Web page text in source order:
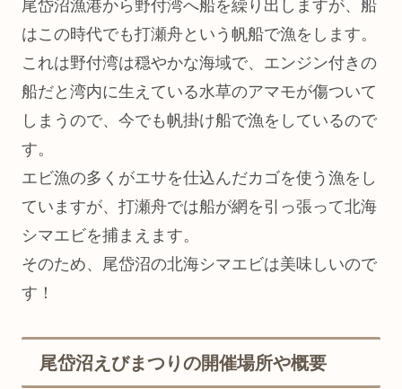
尾岱沼漁港から野付湾へ船を繰り出しますが、船
はこの時代でも打瀬舟という帆船で漁をします。
これは野付湾は穏やかな海域で、エンジン付きの
船だと湾内に生えている水草のアマモが傷ついて
しまうので、今でも帆掛け船で漁をしているので
す。
エビ漁の多くがエサを仕込んだカゴを使う漁をし
ていますが、打瀬舟では船が網を引っ張って北海
シマエビを捕まえます。
そのため、尾岱沼の北海シマエビは美味しいので
す！
尾岱沼えびまつりの開催場所や概要